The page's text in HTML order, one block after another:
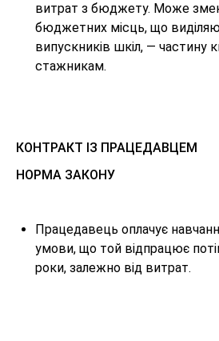
витрат з бюджету. Може
бюджетних місць, що
випускників шкіл, — частину
стажникам.
КОНТРАКТ ІЗ ПРАЦЕДАВЦЕМ
НОРМА ЗАКОНУ
Працедавець оплачує
умови, що той відпрацює
роки, залежно від витрат.